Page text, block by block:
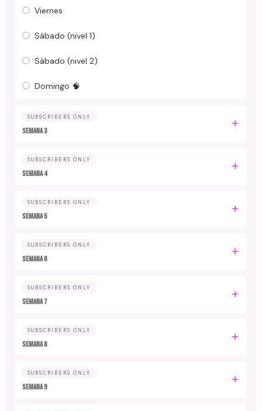
Viernes
Sábado (nivel 1)
Sábado (nivel 2)
Domingo 🧠
SUBSCRIBERS ONLY
Semana 3
SUBSCRIBERS ONLY
Semana 4
SUBSCRIBERS ONLY
Semana 5
SUBSCRIBERS ONLY
Semana 6
SUBSCRIBERS ONLY
Semana 7
SUBSCRIBERS ONLY
Semana 8
SUBSCRIBERS ONLY
Semana 9